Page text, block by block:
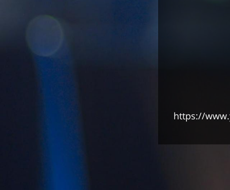
https://